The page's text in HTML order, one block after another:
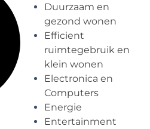
Duurzaam en
gezond wonen
Efficient
ruimtegebruik en
klein wonen
Electronica en
Computers
Energie
Entertainment